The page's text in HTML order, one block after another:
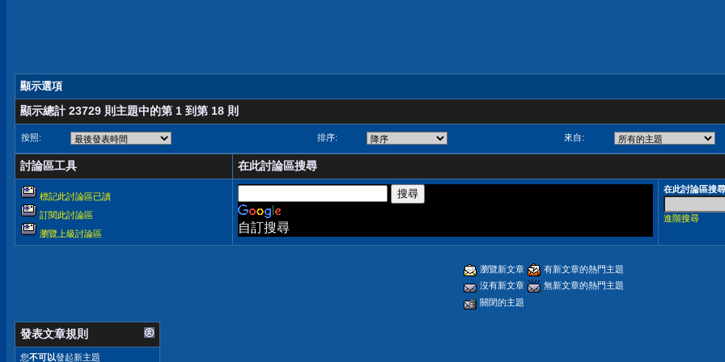
顯示選項
顯示總計 23729 則主題中的第 1 到第 18 則
按照: 排序: 來自:
討論區工具 在此討論區搜尋
標記此討論區已讀
訂閱此討論區
瀏覽上級討論區
自訂搜尋
在此討論區搜尋
進階搜尋
瀏覽新文章
有新文章的熱門主題
沒有新文章
無新文章的熱門主題
關閉的主題
發表文章規則
您不可以發起新主題